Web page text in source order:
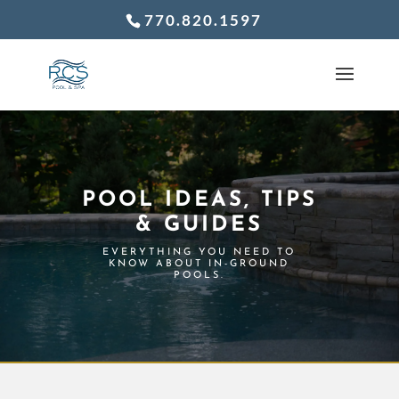
770.820.1597
POOL IDEAS, TIPS
& GUIDES
EVERYTHING YOU NEED TO
KNOW ABOUT IN-GROUND
POOLS.